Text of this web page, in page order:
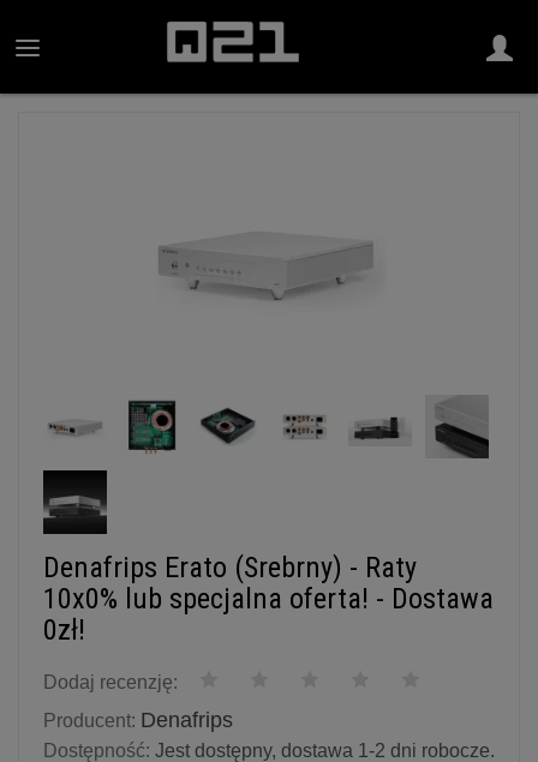
Denafrips Erato (Srebrny) - Raty
10x0% lub specjalna oferta! - Dostawa
0zł!
Dodaj recenzję:
Producent: Denafrips
Dostępność: Jest dostępny, dostawa 1-2 dni robocze.